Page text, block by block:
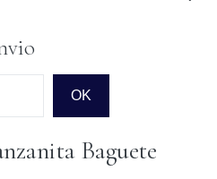
OK
Baguete